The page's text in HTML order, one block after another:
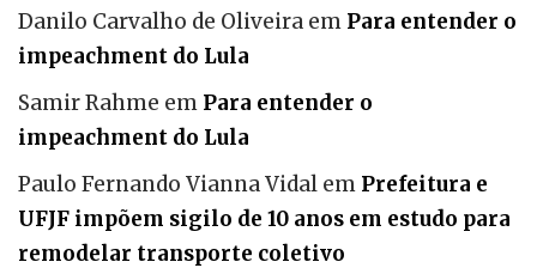
Danilo Carvalho de Oliveira em Para entender o
impeachment do Lula
Samir Rahme em Para entender o
impeachment do Lula
Paulo Fernando Vianna Vidal em Prefeitura e
UFJF impõem sigilo de 10 anos em estudo para
remodelar transporte coletivo